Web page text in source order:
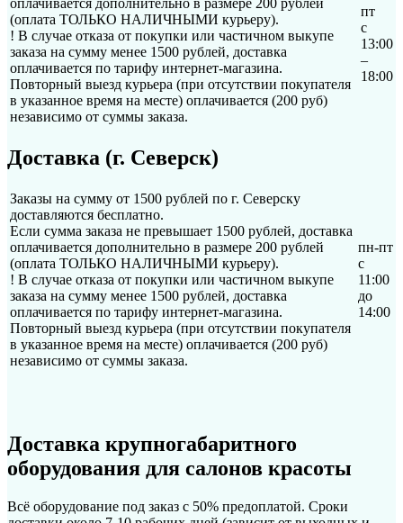
оплачивается дополнительно в размере 200 рублей
(оплата ТОЛЬКО НАЛИЧНЫМИ курьеру).
! В случае отказа от покупки или частичном выкупе
заказа на сумму менее 1500 рублей, доставка
оплачивается по тарифу интернет-магазина.
Повторный выезд курьера (при отсутствии покупателя
в указанное время на месте) оплачивается (200 руб)
независимо от суммы заказа.
пт
с
13:00
–
18:00
Доставка (г. Северск)
Заказы на сумму от 1500 рублей по г. Северску
доставляются бесплатно.
Если сумма заказа не превышает 1500 рублей, доставка
оплачивается дополнительно в размере 200 рублей
(оплата ТОЛЬКО НАЛИЧНЫМИ курьеру).
! В случае отказа от покупки или частичном выкупе
заказа на сумму менее 1500 рублей, доставка
оплачивается по тарифу интернет-магазина.
Повторный выезд курьера (при отсутствии покупателя
в указанное время на месте) оплачивается (200 руб)
независимо от суммы заказа.
пн-пт
с
11:00
до
14:00
Доставка крупногабаритного
оборудования для салонов красоты
Всё оборудование под заказ с 50% предоплатой. Сроки